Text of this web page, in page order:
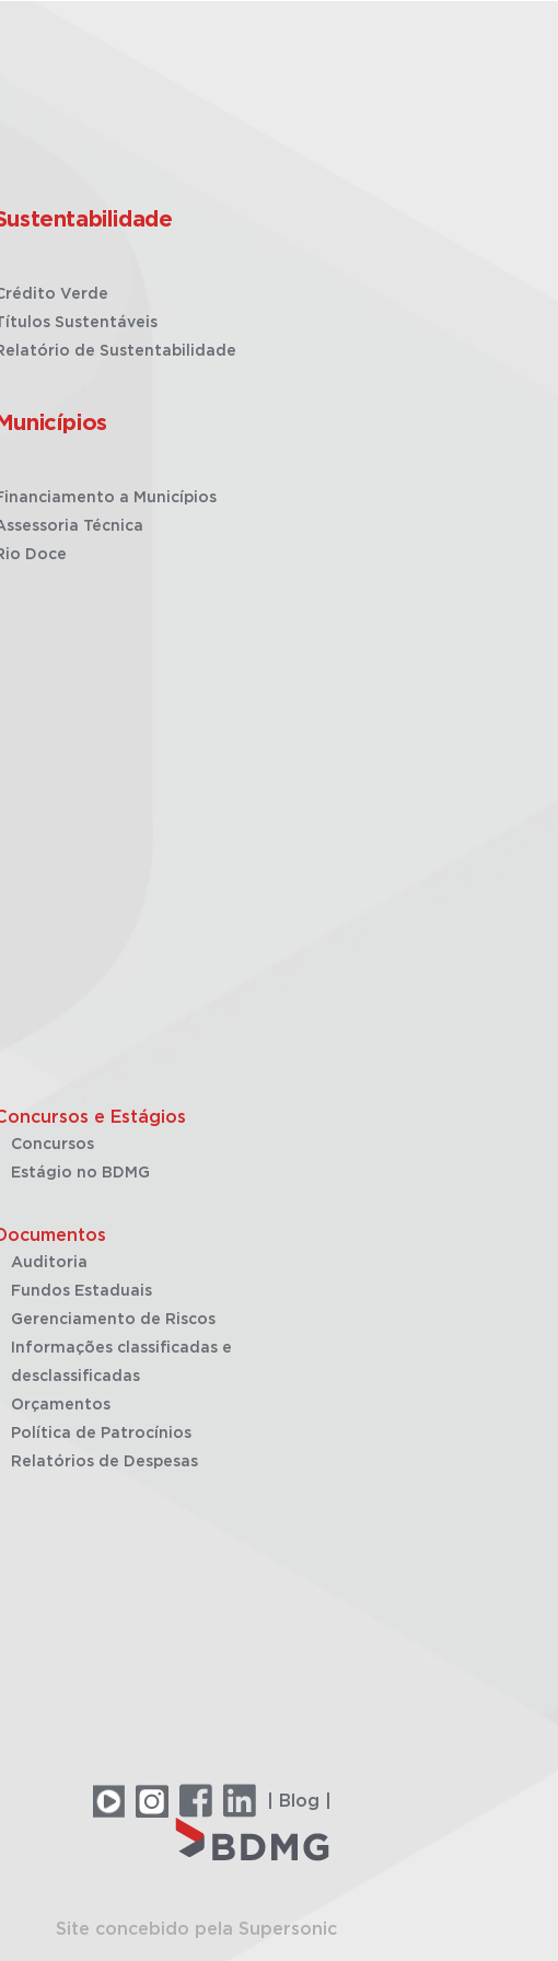
Verde
Sustentáveis
de Sustentabilidade
Municípios
a Municípios
Técnica
Doce
e Estágios
Concursos
Estágio no BDMG
Auditoria
Fundos Estaduais
Gerenciamento de Riscos
Informações classificadas e
desclassificadas
Orçamentos
Política de Patrocínios
Relatórios de Despesas
| Blog |
Site concebido pela Supersonic